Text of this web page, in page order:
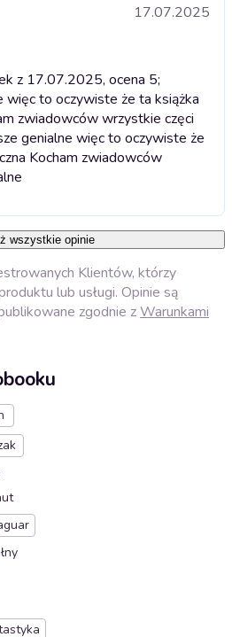
17.07.2025
z 17.07.2025, ocena 5;
więc to oczywiste że ta książka
zwiadowców wrzystkie częci
genialne więc to oczywiste że
Kocham zwiadowców
wszystkie opinie
Klientów, którzy
lub usługi. Opinie są
zgodnie zWarunkami